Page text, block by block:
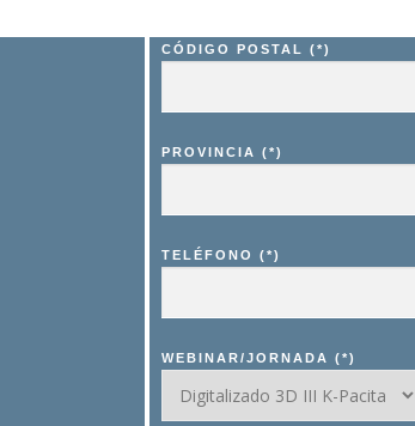
CÓDIGO POSTAL (*)
PROVINCIA (*)
TELÉFONO (*)
WEBINAR/JORNADA (*)